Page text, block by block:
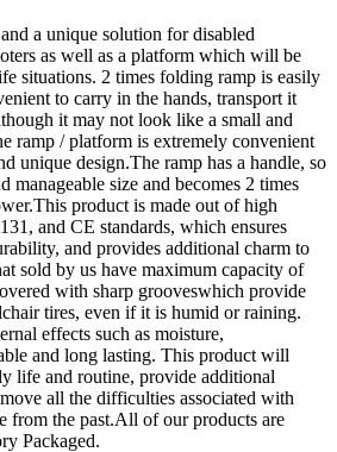
a unique solution for disabled
as well as a platform which will be
situations. 2 times folding ramp is easily
to carry in the hands, transport it
it may not look like a small and
ramp / platform is extremely convenient
unique design.The ramp has a handle, so
manageable size and becomes 2 times
product is made out of high
and CE standards, which ensures
and provides additional charm to
sold by us have maximum capacity of
with sharp grooveswhich provide
tires, even if it is humid or raining.
effects such as moisture,
and long lasting. This product will
life and routine, provide additional
all the difficulties associated with
from the past.All of our products are
Packaged.